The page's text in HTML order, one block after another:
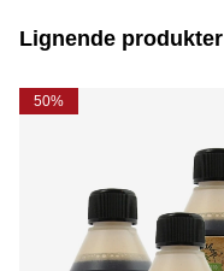
Lignende produkter
50%